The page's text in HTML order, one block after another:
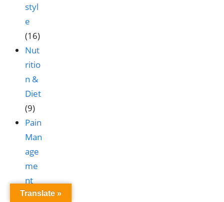
styl
e
(16)
Nut
ritio
n &
Diet
(9)
Pain
Man
age
me
nt
(8)
Translate »